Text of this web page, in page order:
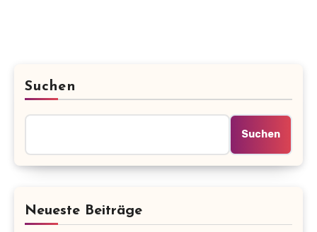
Suchen
Suchen
Neueste Beiträge